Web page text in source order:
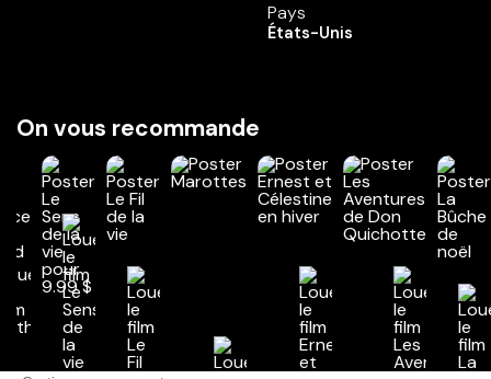
Pays
États-Unis
On vous recommande